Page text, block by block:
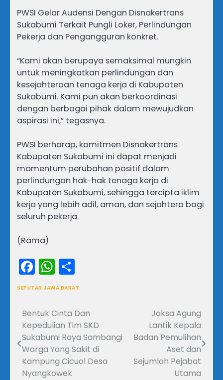
PWSI Gelar Audensi Dengan Disnakertrans
Sukabumi Terkait Pungli Loker, Perlindungan
Pekerja dan Pengangguran konkret.
“Kami akan berupaya semaksimal mungkin
untuk meningkatkan perlindungan dan
kesejahteraan tenaga kerja di Kabupaten
Sukabumi. Kami pun akan berkoordinasi
dengan berbagai pihak dalam mewujudkan
aspirasi ini,” tegasnya.
PWSI berharap, komitmen Disnakertrans
Kabupaten Sukabumi ini dapat menjadi
momentum perubahan positif dalam
perlindungan hak-hak tenaga kerja di
Kabupaten Sukabumi, sehingga tercipta iklim
kerja yang lebih adil, aman, dan sejahtera bagi
seluruh pekerja.
(Rama)
Facebook
WhatsApp
SEPUTAR JAWA BARAT
Navigasi
pos
Bentuk Cinta Dan
Kepedulian Tim SKD
Sukabumi Raya Sambangi
Warga Yang Sakit di
Kampung Cicuol Desa
Nyangkowek
Jaksa Agung
Lantik Kepala
Badan Pemulihan
Aset dan
Sejumlah Pejabat
Utama